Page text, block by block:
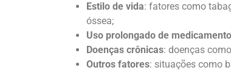
Estilo de vida: fatores como
óssea;
Uso prolongado de
Doenças crônicas: doenças
Outros fatores: situações como